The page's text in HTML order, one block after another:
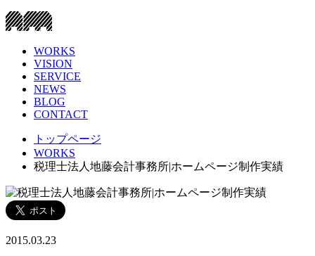
WORKS
VISION
SERVICE
NEWS
BLOG
CONTACT
トップページ
WORKS
税理士法人地藤会計事務所|ホームページ制作実績
2015.03.23